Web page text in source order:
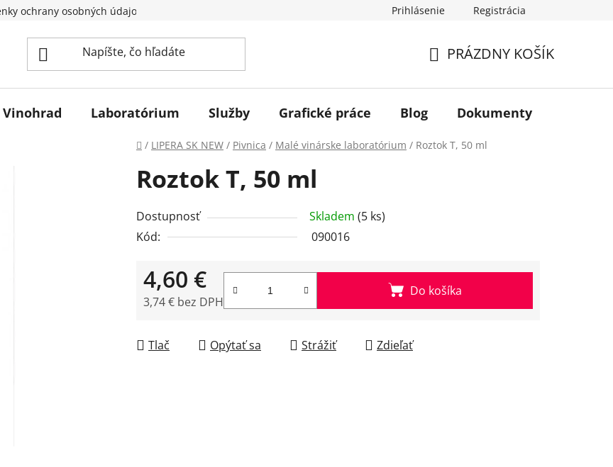
ochrany osobných údajov Prihlásenie Registrácia
KOŠÍK
PRÁZDNY KOŠÍK
Vinohrad Laboratórium Služby Grafické práce Blog Dokumenty
Domov
/ LIPERA SK NEW / Pivnica / Malé vinárske laboratórium / Roztok T, 50 ml
Roztok T, 50 ml
Dostupnosť Skladem (5 ks)
Kód:
090016
4,60 €
3,74 € bez DPH
Do košíka
Tlač Opýtať sa Strážiť Zdieľať